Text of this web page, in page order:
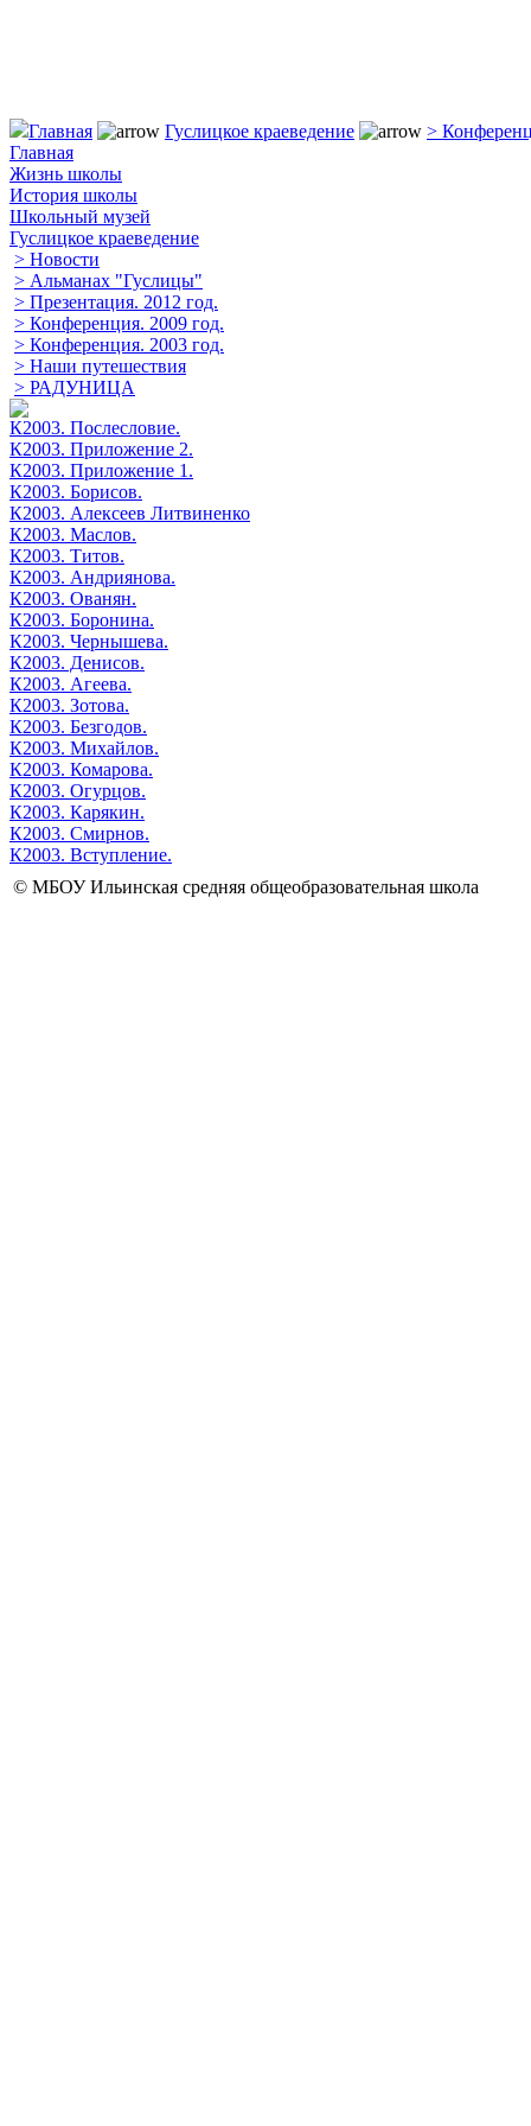
Главная Гуслицкое краеведение
>
Главная
Жизнь школы
История школы
Школьный музей
Гуслицкое краеведение
> Новости
> Альманах "Гуслицы"
> Презентация. 2012 год.
> Конференция. 2009 год.
> Конференция. 2003 год.
> Наши путешествия
> РАДУНИЦА
К2003. Послесловие.
К2003. Приложение 2.
К2003. Приложение 1.
К2003. Борисов.
К2003. Алексеев Литвиненко
К2003. Маслов.
К2003. Титов.
К2003. Андриянова.
К2003. Ованян.
К2003. Боронина.
К2003. Чернышева.
К2003. Денисов.
К2003. Агеева.
К2003. Зотова.
К2003. Безгодов.
К2003. Михайлов.
К2003. Комарова.
К2003. Огурцов.
К2003. Карякин.
К2003. Смирнов.
К2003. Вступление.
© МБОУ Ильинская средняя общеобразовательная школа